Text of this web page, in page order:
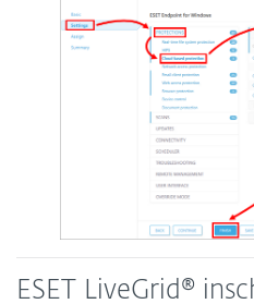
ESET LiveGrid®